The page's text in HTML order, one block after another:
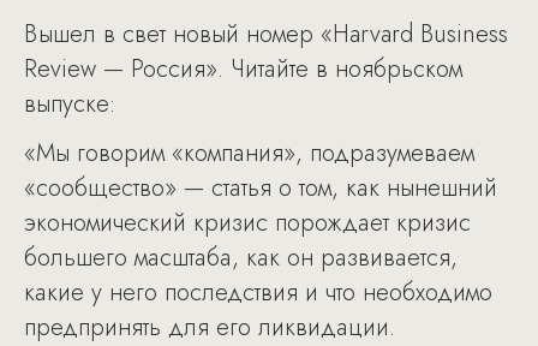
Вышел в свет новый номер «Harvard Business
Review — Россия». Читайте в ноябрьском
выпуске:
«Мы говорим «компания», подразумеваем
«сообщество» — статья о том, как нынешний
экономический кризис порождает кризис
большего масштаба, как он развивается,
какие у него последствия и что необходимо
предпринять для его ликвидации.